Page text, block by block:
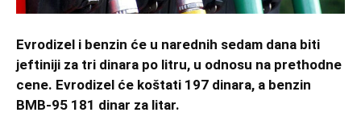
Evrodizel i benzin će u narednih sedam dana biti
jeftiniji za tri dinara po litru, u odnosu na prethodne
cene. Evrodizel će koštati 197 dinara, a benzin
BMB-95 181 dinar za litar.